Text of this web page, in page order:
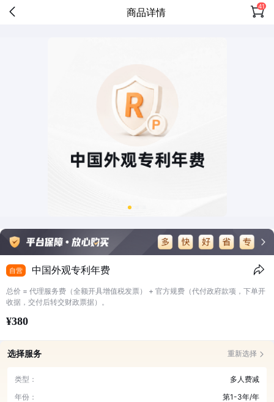
商品详情 41
自营 中国外观专利年费
总价 = 代理服务费（全额开具增值税发票） + 官方规费（代付政府款项，下单开
收据，交付后转交财政票据）。
¥380
选择服务 重新选择
类型：
多人费减
年份：
第1-3年/年